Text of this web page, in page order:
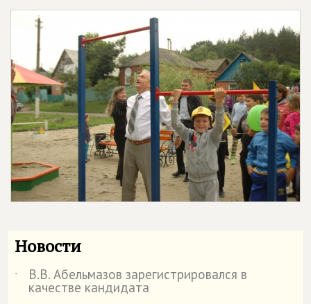
Новости
˙ В.В. Абельмазов зарегистрировался в
качестве кандидата